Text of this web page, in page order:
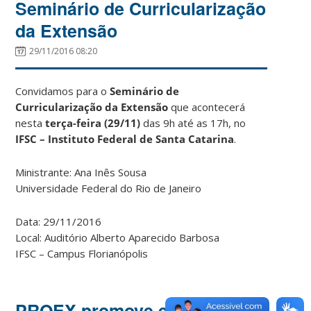
Seminário de Curricularização
da Extensão
29/11/2016 08:20
Convidamos para oSeminário de
Curricularização da Extensão que acontecerá
nestaterça-feira (29/11) das 9h até as 17h, no
IFSC – Instituto Federal de Santa Catarina.
Ministrante: Ana Inês Sousa
Universidade Federal do Rio de Janeiro
Data: 29/11/2016
Local: Auditório Alberto Aparecido Barbosa
IFSC – Campus Florianópolis